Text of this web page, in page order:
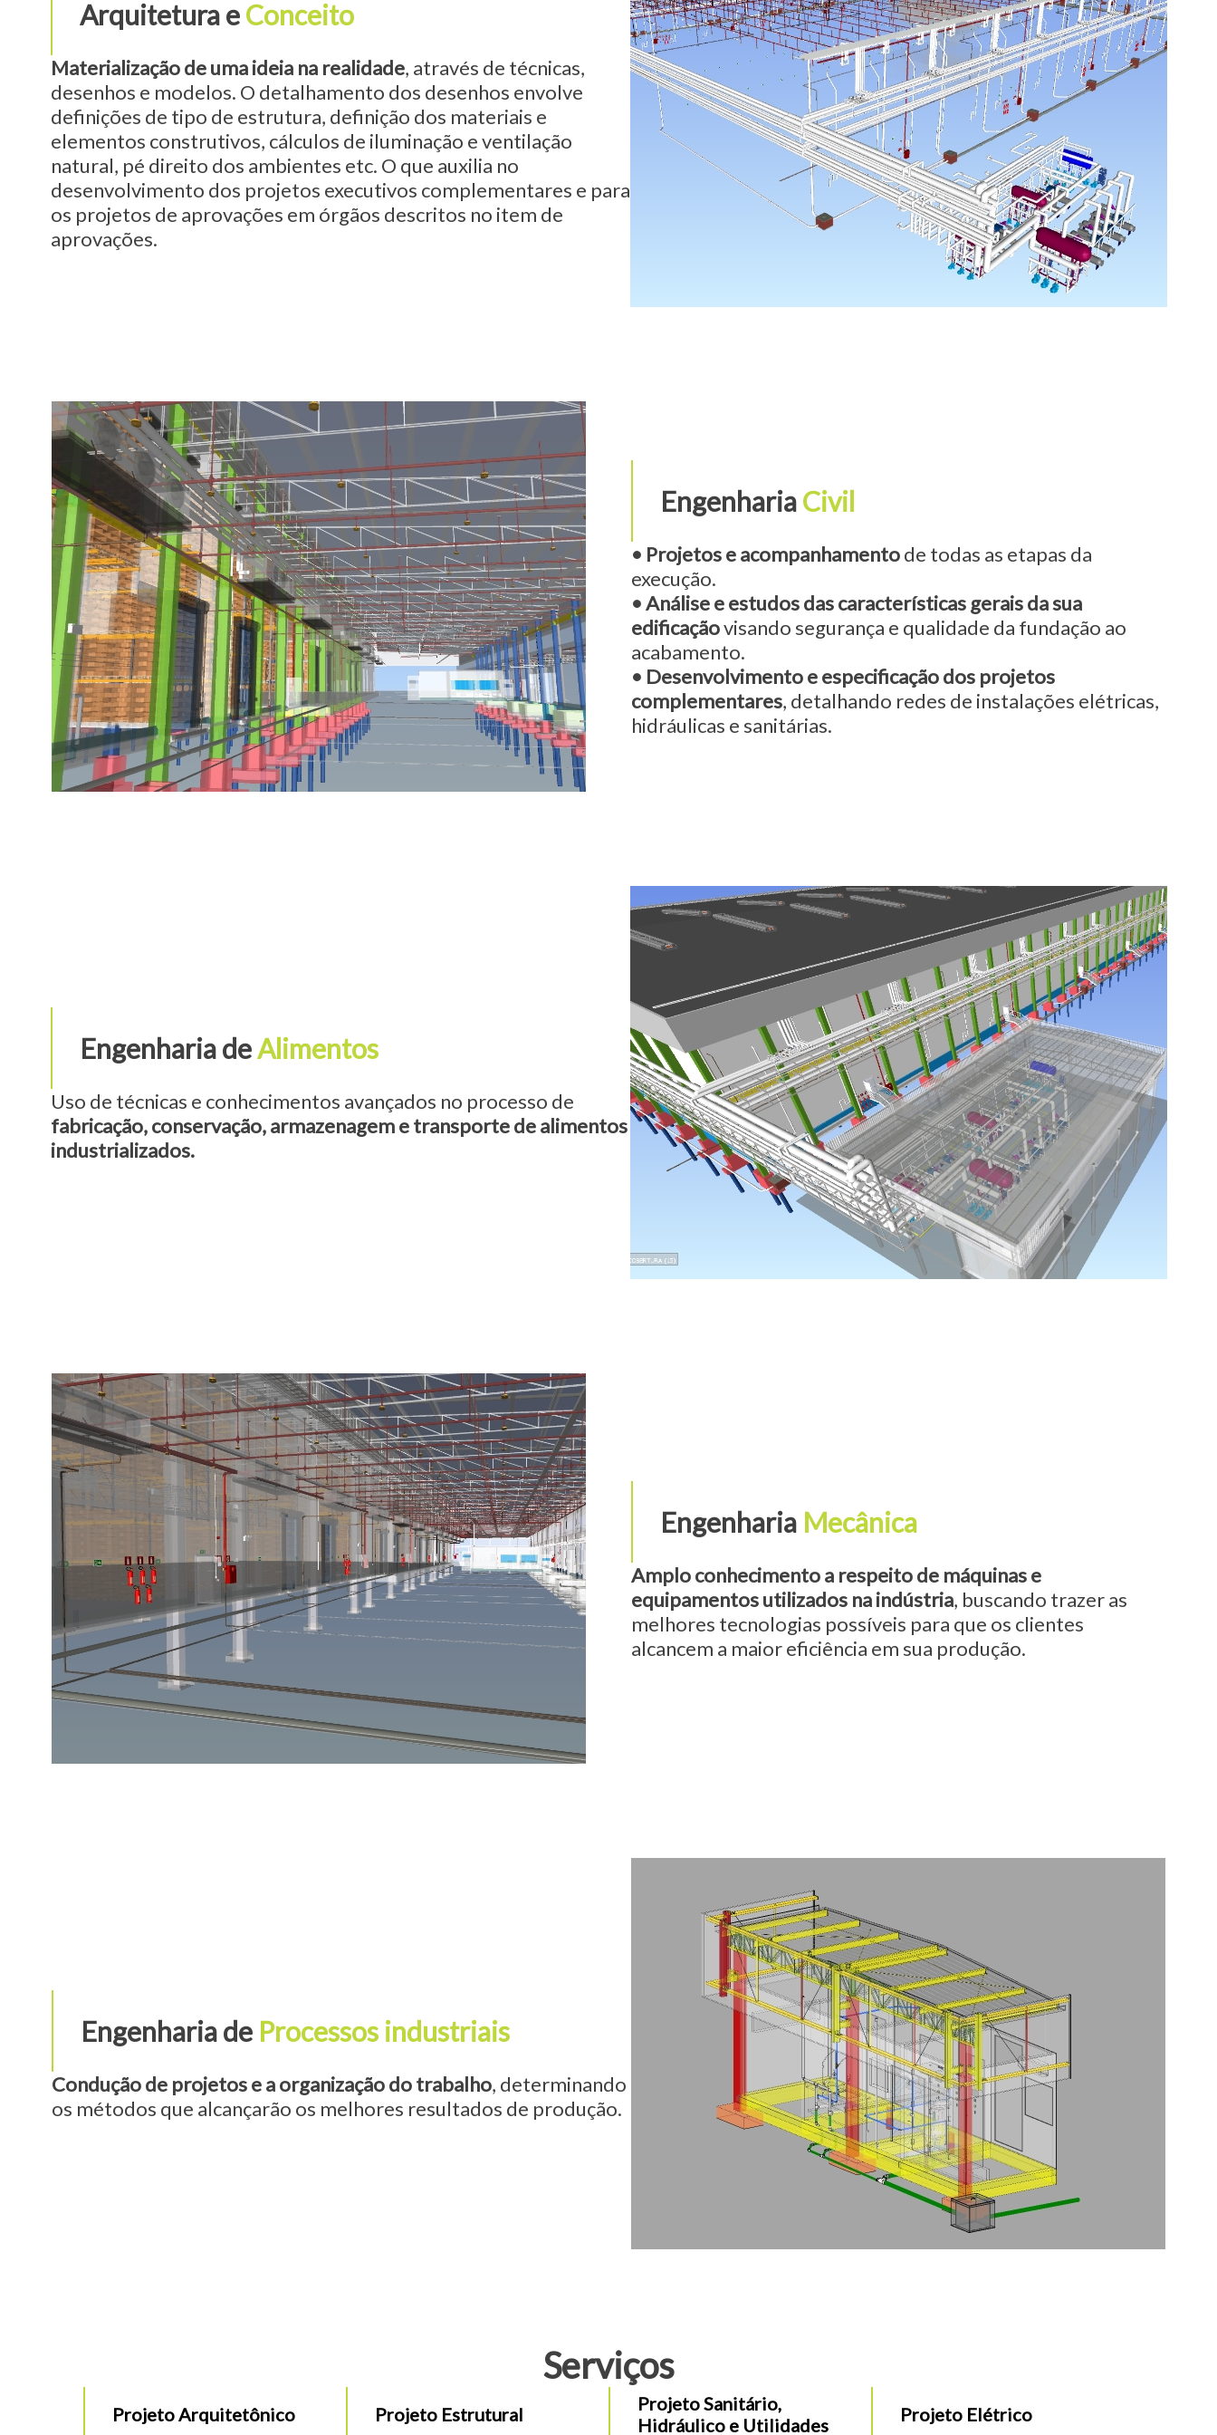
Arquitetura eConceito
Materialização de uma ideia na realidade, através de técnicas,
desenhos e modelos. O detalhamento dos desenhos envolve
definições de tipo de estrutura, definição dos materiais e
elementos construtivos, cálculos de iluminação e ventilação
natural, pé direito dos ambientes etc. O que auxilia no
desenvolvimento dos projetos executivos complementares e para
os projetos de aprovações em órgãos descritos no item de
aprovações.
EngenhariaCivil
• Projetos e acompanhamentode todas as etapas da
execução.
• Análise e estudos das características gerais da sua
edificaçãovisando segurança e qualidade da fundação ao
acabamento.
• Desenvolvimento e especificação dos projetos
complementares, detalhando redes de instalações elétricas,
hidráulicas e sanitárias.
Engenharia deAlimentos
Uso de técnicas e conhecimentos avançados no processo de
fabricação, conservação, armazenagem e transporte de alimentos
industrializados.
Engenharia Mecânica
Amplo conhecimento a respeito de máquinas e
equipamentos utilizados na indústria, buscando trazer as
melhores tecnologias possíveis para que os clientes
alcancem a maior eficiência em sua produção.
Engenharia de Processos industriais
Condução de projetos e a organização do trabalho, determinando
os métodos que alcançarão os melhores resultados de produção.
Serviços
Projeto Arquitetônico Projeto Estrutural
Projeto Sanitário,
Hidráulico e Utilidades
Projeto Elétrico